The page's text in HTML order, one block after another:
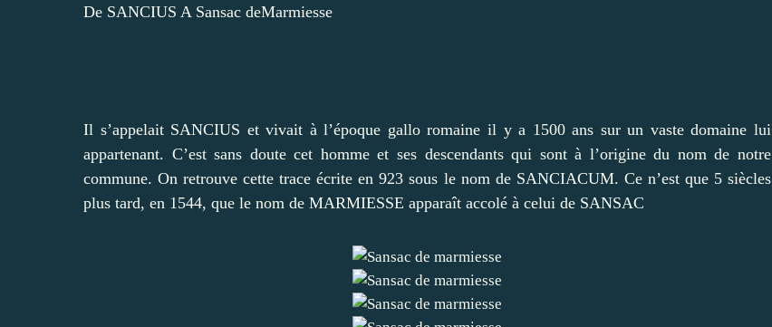
De SANCIUS A Sansac deMarmiesse
Il s’appelait SANCIUS et vivait à l’époque gallo romaine il y a 1500 ans sur un vaste domaine lui
appartenant. C’est sans doute cet homme et ses descendants qui sont à l’origine du nom de notre
commune. On retrouve cette trace écrite en 923 sous le nom de SANCIACUM. Ce n’est que 5 siècles
plus tard, en 1544, que le nom de MARMIESSE apparaît accolé à celui de SANSAC